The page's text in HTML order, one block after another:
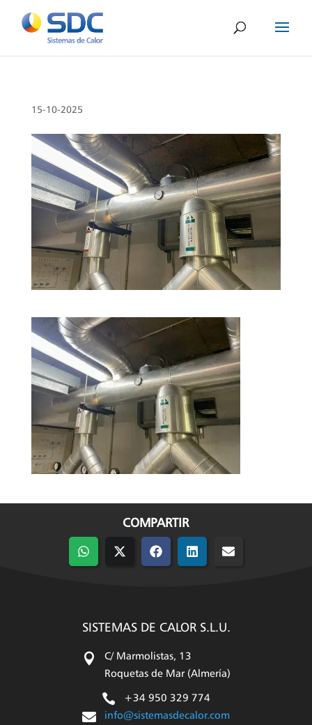
15-10-2025
COMPARTIR
Compartir
en
CompartirCompartir
en
Compartir
en
Compartir
SISTEMAS DE CALOR S.L.U.

C/ Marmolistas, 13
Roquetas de Mar (Almería)
 +34 950 329 774
 info@sistemasdecalor.com